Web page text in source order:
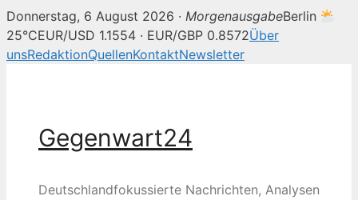
Donnerstag, 6 August 2026 · MorgenausgabeBerlin
25°CEUR/USD 1.1554 · EUR/GBP 0.8572Über
unsRedaktionQuellenKontaktNewsletter
Gegenwart24
Deutschlandfokussierte Nachrichten, Analysen